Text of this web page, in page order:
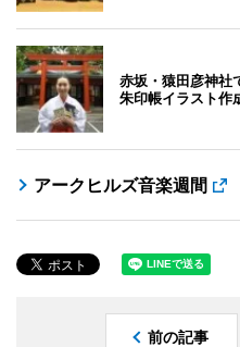
赤坂・猿田彦神社
朱印帳イラスト作
アークヒルズ音楽週間
前の記事